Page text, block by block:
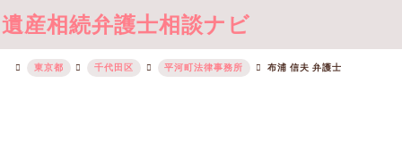
遺産相続弁護士相談ナビ
東京都 千代田区 平河町法律事務所 布浦 信夫 弁護士